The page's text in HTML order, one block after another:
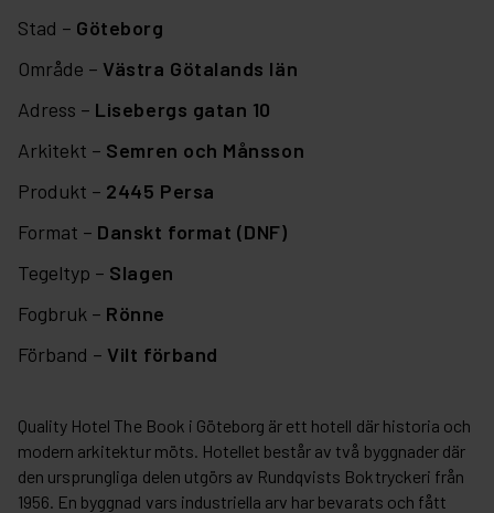
Stad – Göteborg
Område – Västra Götalands län
Adress – Lisebergs gatan 10
Arkitekt – Semren och Månsson
Produkt – 2445 Persa
Format – Danskt format (DNF)
Tegeltyp – Slagen
Fogbruk – Rönne
Förband – Vilt förband
Quality Hotel The Book i Göteborg är ett hotell där historia och
modern arkitektur möts. Hotellet består av två byggnader där
den ursprungliga delen utgörs av Rundqvists Boktryckeri från
1956. En byggnad vars industriella arv har bevarats och fått